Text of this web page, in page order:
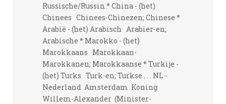
Russische/Russin * China - (het)
Chinees Chinees-Chinezen; Chinese *
Arabië - (het) Arabisch Arabier-en;
Arabische * Marokko - (het)
Marokkaans Marokkaan-
Marokkanen; Marokkaanse * Turkije -
(het) Turks Turk-en; Turkse . . . NL -
Nederland Amsterdam Koning
Willem-Alexander (Minister-